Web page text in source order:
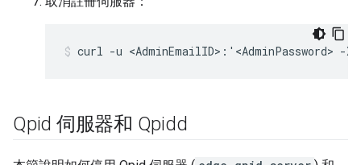
curl -u <AdminEmailID>:'<AdminPassword> -
Qpid 伺服器和 Qpidd